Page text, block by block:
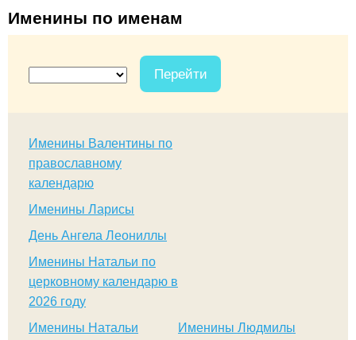
Именины по именам
Перейти
Именины Валентины по
православному
календарю
Именины Ларисы
День Ангела Леониллы
Именины Натальи по
церковному календарю в
2026 году
Именины Натальи
Именины Людмилы